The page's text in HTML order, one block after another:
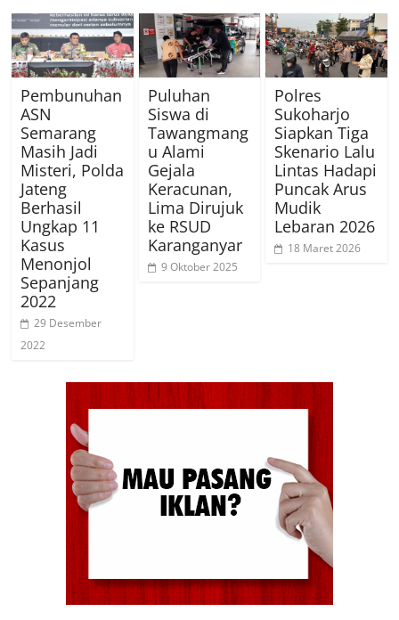
Pembunuhan
ASN
Semarang
Masih Jadi
Misteri, Polda
Jateng
Berhasil
Ungkap 11
Kasus
Menonjol
Sepanjang
2022
29 Desember
2022
Puluhan
Siswa di
Tawangmang
u Alami
Gejala
Keracunan,
Lima Dirujuk
ke RSUD
Karanganyar
9 Oktober 2025
Polres
Sukoharjo
Siapkan Tiga
Skenario Lalu
Lintas Hadapi
Puncak Arus
Mudik
Lebaran 2026
18 Maret 2026